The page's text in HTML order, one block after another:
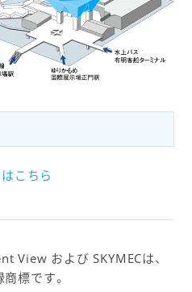
こちら
View および SKYMECは、
標です。